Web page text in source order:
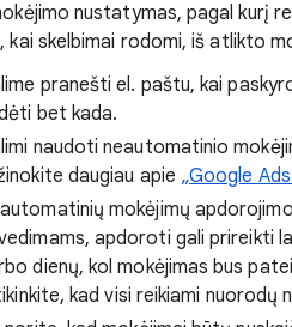
nustatymas, pagal kurį
kai skelbimai rodomi, iš atlikto
pranešti el. paštu, kai
bet kada.
naudoti neautomatinio
daugiau apie „Google
mokėjimų
apdoroti gali prireikti
dienų, kol mokėjimas bus
kad visi reikiami nuorodų